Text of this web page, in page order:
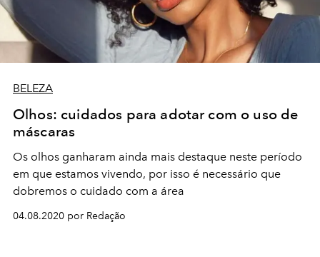
BELEZA
Olhos: cuidados para adotar com o uso de
máscaras
Os olhos ganharam ainda mais destaque neste período
em que estamos vivendo, por isso é necessário que
dobremos o cuidado com a área
04.08.2020 por Redação